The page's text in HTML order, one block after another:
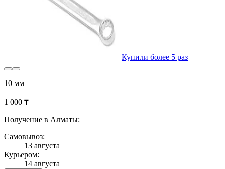
Купили более 5 раз
10 мм
1 000 ₸
Получение в Алматы:
Самовывоз:
13 августа
Курьером:
14 августа